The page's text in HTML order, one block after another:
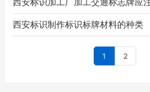
西安标识制作标识标牌材料的种类
1 2